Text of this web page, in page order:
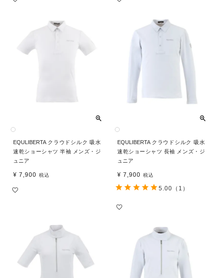
EQULIBERTA クラウドシルク 吸水
速乾ショーシャツ 半袖 メンズ・ジ
ュニア
¥ 7,900 税込
EQULIBERTA クラウドシルク 吸水
速乾ショーシャツ 長袖 メンズ・ジ
ュニア
¥ 7,900 税込
5.00 （1）